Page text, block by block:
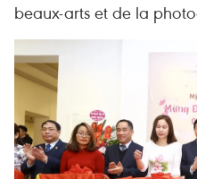
beaux-arts et de la